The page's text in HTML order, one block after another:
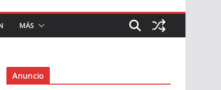
MÁS
Anuncio